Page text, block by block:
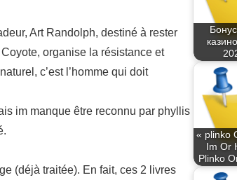
Art Randolph, destiné à rester
organise la résistance et
c’est l’homme qui doit
im manque être reconnu par phyllis
(déjà traitée). En fait, ces 2 livres
« plinko
Im Or
Plinko